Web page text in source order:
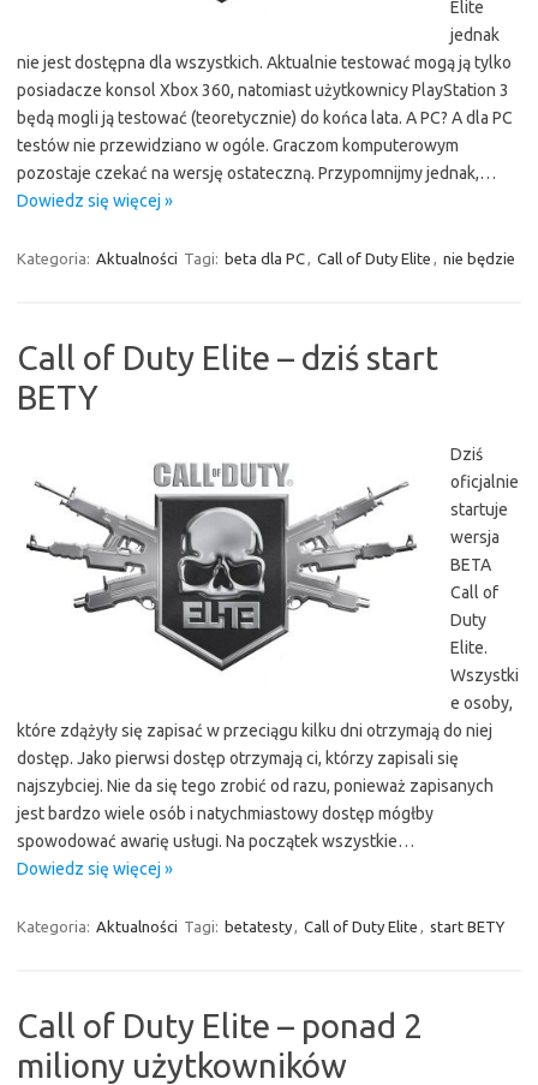
Elite
jednak
nie jest dostępna dla wszystkich. Aktualnie testować mogą ją tylko
posiadacze konsol Xbox 360, natomiast użytkownicy PlayStation 3
będą mogli ją testować (teoretycznie) do końca lata. A PC? A dla PC
testów nie przewidziano w ogóle. Graczom komputerowym
pozostaje czekać na wersję ostateczną. Przypomnijmy jednak,…
Dowiedz się więcej »
Kategoria: Aktualności Tagi: beta dla PC Call of Duty Elite nie będzie
Call of Duty Elite – dziś start
BETY
Dziś
oficjalnie
startuje
wersja
BETA
Call of
Duty
Elite.
Wszystki
e osoby,
które zdążyły się zapisać w przeciągu kilku dni otrzymają do niej
dostęp. Jako pierwsi dostęp otrzymają ci, którzy zapisali się
najszybciej. Nie da się tego zrobić od razu, ponieważ zapisanych
jest bardzo wiele osób i natychmiastowy dostęp mógłby
spowodować awarię usługi. Na początek wszystkie…
Dowiedz się więcej »
Kategoria: Aktualności Tagi: betatesty Call of Duty Elite start BETY
Call of Duty Elite – ponad 2
miliony użytkowników